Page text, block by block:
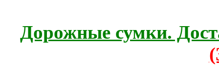
Дорожные сумки.